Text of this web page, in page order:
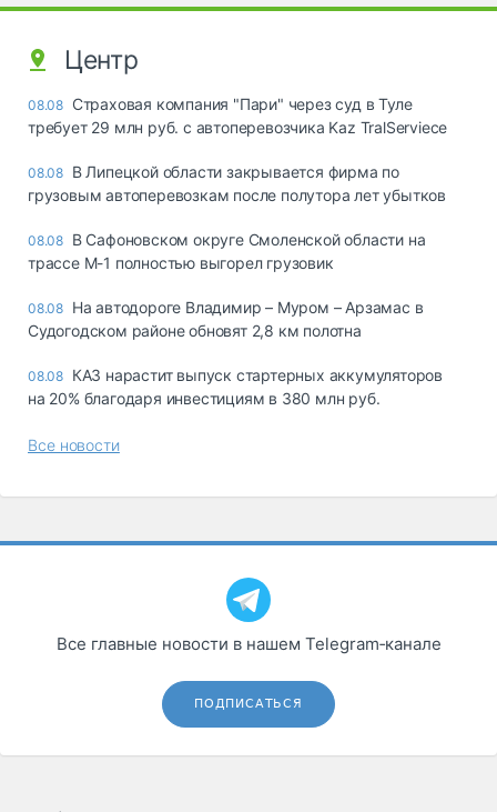
Центр
08.08 Страховая компания "Пари" через суд в Туле
требует 29 млн руб. с автоперевозчика Kaz TralServiece
08.08 В Липецкой области закрывается фирма по
грузовым автоперевозкам после полутора лет убытков
08.08 В Сафоновском округе Смоленской области на
трассе М-1 полностью выгорел грузовик
08.08 На автодороге Владимир – Муром – Арзамас в
Судогодском районе обновят 2,8 км полотна
08.08 КАЗ нарастит выпуск стартерных аккумуляторов
на 20% благодаря инвестициям в 380 млн руб.
Все новости
Все главные новости в нашем Telegram‑канале
ПОДПИСАТЬСЯ